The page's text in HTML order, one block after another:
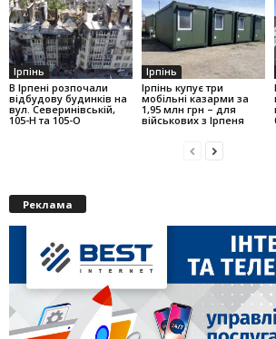
Ірпінь
В Ірпені розпочали
відбудову будинків на
вул. Северинівській,
105-Н та 105-О
Ірпінь
Ірпінь купує три
мобільні казарми за
1,95 млн грн – для
військових з Ірпеня
Реклама